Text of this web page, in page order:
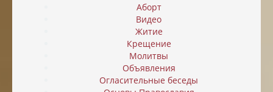
Аборт
Видео
Житие
Крещение
Молитвы
Объявления
Огласительные беседы